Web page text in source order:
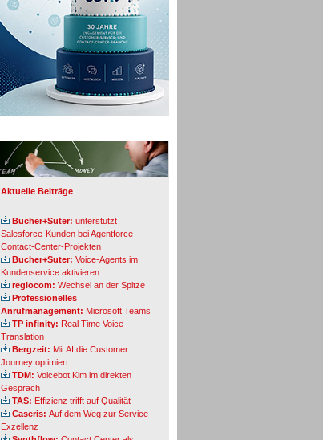
Aktuelle Beiträge
Bucher+Suter: unterstützt
Salesforce-Kunden bei Agentforce-
Contact-Center-Projekten
Bucher+Suter: Voice-Agents im
Kundenservice aktivieren
regiocom: Wechsel an der Spitze
Professionelles
Anrufmanagement: Microsoft Teams
TP infinity: Real Time Voice
Translation
Bergzeit: Mit AI die Customer
Journey optimiert
TDM: Voicebot Kim im direkten
Gespräch
TAS: Effizienz trifft auf Qualität
Caseris: Auf dem Weg zur Service-
Exzellenz